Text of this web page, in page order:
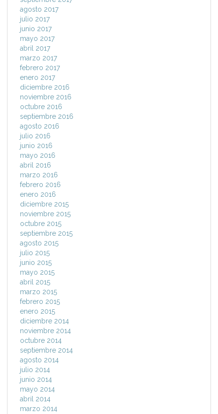
agosto 2017
julio 2017
junio 2017
mayo 2017
abril 2017
marzo 2017
febrero 2017
enero 2017
diciembre 2016
noviembre 2016
octubre 2016
septiembre 2016
agosto 2016
julio 2016
junio 2016
mayo 2016
abril 2016
marzo 2016
febrero 2016
enero 2016
diciembre 2015
noviembre 2015
octubre 2015
septiembre 2015
agosto 2015
julio 2015
junio 2015
mayo 2015
abril 2015
marzo 2015
febrero 2015
enero 2015
diciembre 2014
noviembre 2014
octubre 2014
septiembre 2014
agosto 2014
julio 2014
junio 2014
mayo 2014
abril 2014
marzo 2014